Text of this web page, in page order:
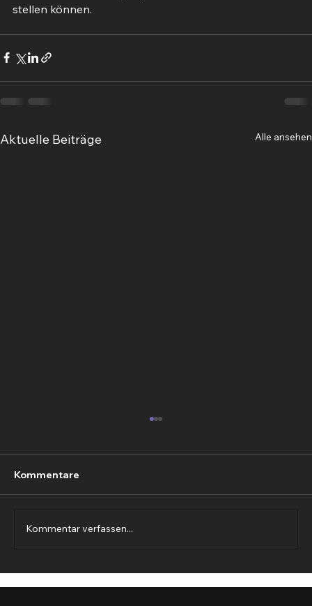
stellen können.
Aktuelle Beiträge Alle ansehen
Sketchfab - fabulous!
Kommentare
Kommentar verfassen...